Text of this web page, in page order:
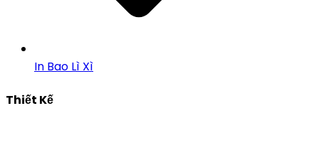
In Bao Lì Xì
Thiết Kế